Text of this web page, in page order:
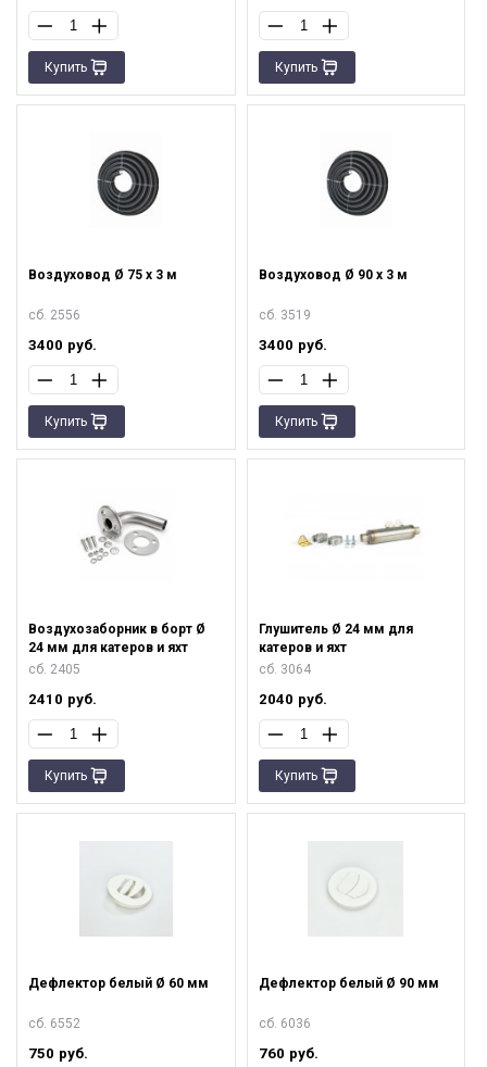
Купить Купить
Воздуховод Ø 75 х 3 м
сб. 2556
3400 руб.
Купить
Воздуховод Ø 90 х 3 м
сб. 3519
3400 руб.
Купить
Воздухозаборник в борт Ø
24 мм для катеров и яхт
сб. 2405
2410 руб.
Купить
Глушитель Ø 24 мм для
катеров и яхт
сб. 3064
2040 руб.
Купить
Дефлектор белый Ø 60 мм
сб. 6552
750 руб.
Дефлектор белый Ø 90 мм
сб. 6036
760 руб.